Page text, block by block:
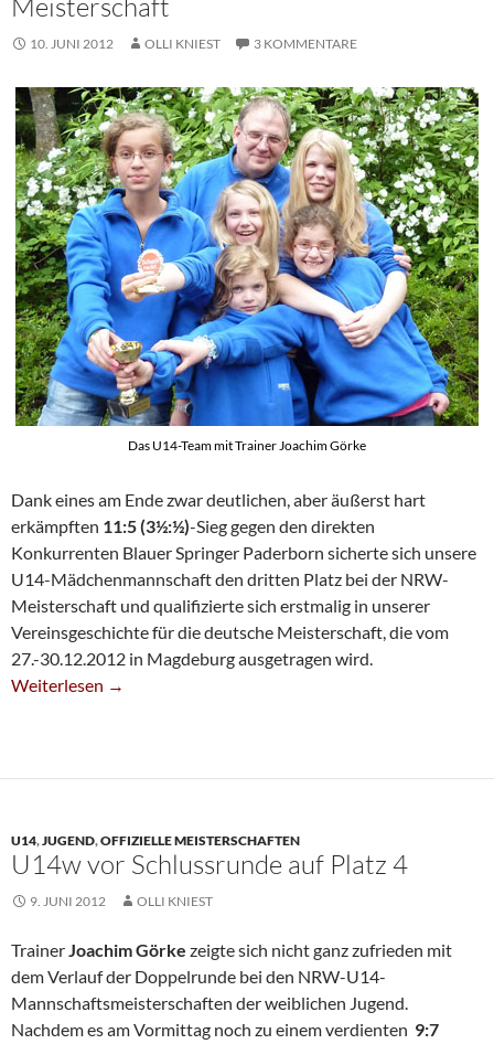
Meisterschaft
10. JUNI 2012 OLLI KNIEST 3 KOMMENTARE
Das U14-Team mit Trainer Joachim Görke
Dank eines am Ende zwar deutlichen, aber äußerst hart
erkämpften 11:5 (3½:½)-Sieg gegen den direkten
Konkurrenten Blauer Springer Paderborn sicherte sich unsere
U14-Mädchenmannschaft den dritten Platz bei der NRW-
Meisterschaft und qualifizierte sich erstmalig in unserer
Vereinsgeschichte für die deutsche Meisterschaft, die vom
27.-30.12.2012 in Magdeburg ausgetragen wird.
U14-Mädels Lösen Ticket Zur Deutschen Meisterschaft
Weiterlesen →
U14,JUGEND,OFFIZIELLE MEISTERSCHAFTEN
U14w vor Schlussrunde auf Platz 4
9. JUNI 2012 OLLI KNIEST
TrainerJoachim Görke zeigte sich nicht ganz zufrieden mit
dem Verlauf der Doppelrunde bei den NRW-U14-
Mannschaftsmeisterschaften der weiblichen Jugend.
Nachdem es am Vormittag noch zu einem verdienten 9:7